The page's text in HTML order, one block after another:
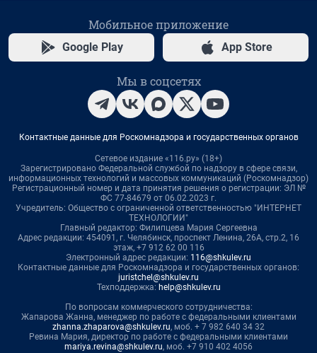
Мобильное приложение
Google Play App Store
Мы в соцсетях
Контактные данные для Роскомнадзора и государственных органов
Сетевое издание «116.ру» (18+)
Зарегистрировано Федеральной службой по надзору в сфере связи,
информационных технологий и массовых коммуникаций (Роскомнадзор)
Регистрационный номер и дата принятия решения о регистрации: ЭЛ №
ФС 77-84679 от 06.02.2023 г.
Учредитель: Общество с ограниченной ответственностью "ИНТЕРНЕТ
ТЕХНОЛОГИИ"
Главный редактор: Филипцева Мария Сергеевна
Адрес редакции: 454091, г. Челябинск, проспект Ленина, 26А, стр.2, 16
этаж, +7 912 62 00 116
Электронный адрес редакции: 116@shkulev.ru
Контактные данные для Роскомнадзора и государственных органов:
juristchel@shkulev.ru
Техподдержка: help@shkulev.ru
По вопросам коммерческого сотрудничества:
Жапарова Жанна, менеджер по работе с федеральными клиентами
zhanna.zhaparova@shkulev.ru, моб. + 7 982 640 34 32
Ревина Мария, директор по работе с федеральными клиентами
mariya.revina@shkulev.ru, моб. +7 910 402 4056